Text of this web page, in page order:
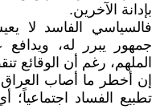
بإدانة الآخرين.
فالسياسي الفاسد لا
جمهور يبرر له،
الملهم، رغم أن الوقائع
إن أخطر ما أصاب
تطبيع الفساد